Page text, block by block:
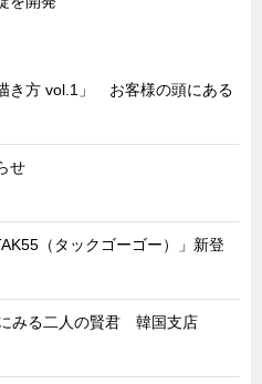
」集中講義
and A
き方 vol.1」 お客様の頭にある
せ
（タックゴーゴー）」新登
にみる二人の賢君 韓国支店